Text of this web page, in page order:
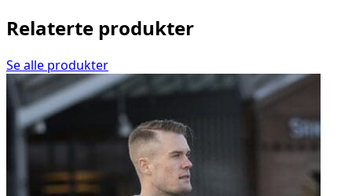
Relaterte produkter
Se alle produkter